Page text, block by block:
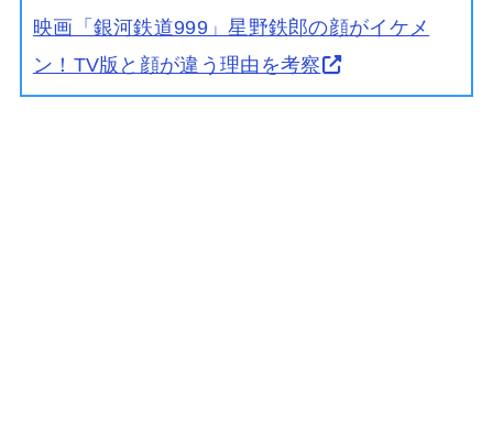
映画「銀河鉄道999」星野鉄郎の顔がイケメ
ン！TV版と顔が違う理由を考察